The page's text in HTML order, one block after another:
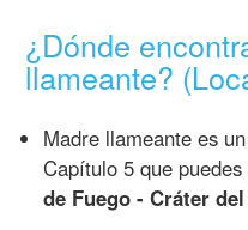
¿Dónde
llameante?
Madre llameante es
Capítulo 5 que
de Fuego - Cráter